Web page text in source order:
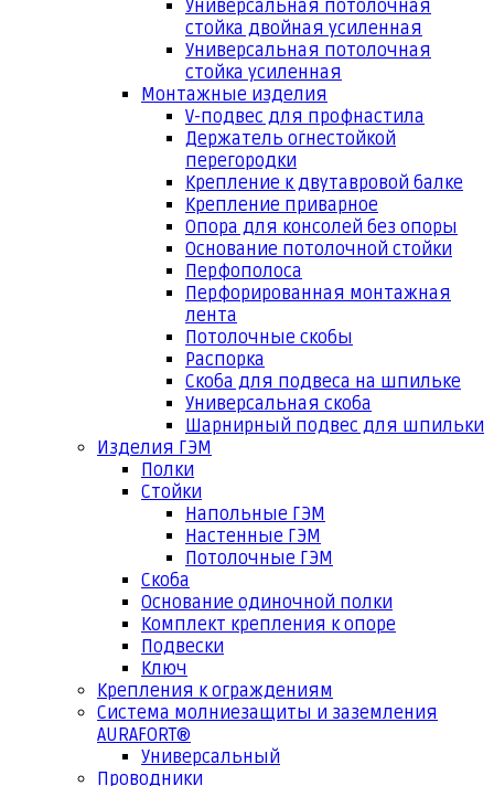
Универсальная потолочная
стойка двойная усиленная
Универсальная потолочная
стойка усиленная
Монтажные изделия
V-подвес для профнастила
Держатель огнестойкой
перегородки
Крепление к двутавровой балке
Крепление приварное
Опора для консолей без опоры
Основание потолочной стойки
Перфополоса
Перфорированная монтажная
лента
Потолочные скобы
Распорка
Скоба для подвеса на шпильке
Универсальная скоба
Шарнирный подвес для шпильки
Изделия ГЭМ
Полки
Стойки
Напольные ГЭМ
Настенные ГЭМ
Потолочные ГЭМ
Скоба
Основание одиночной полки
Комплект крепления к опоре
Подвески
Ключ
Крепления к ограждениям
Система молниезащиты и заземления
AURAFORT®
Универсальный
Проводники